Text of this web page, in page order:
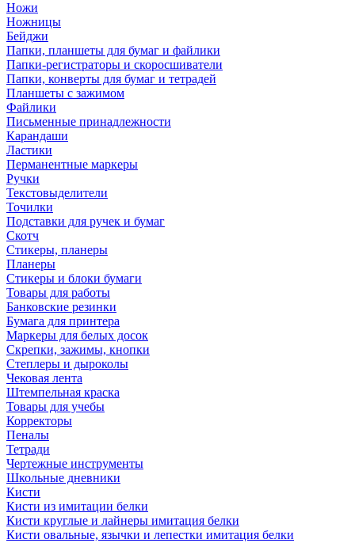
Ножи
Ножницы
Бейджи
Папки, планшеты для бумаг и файлики
Папки-регистраторы и скоросшиватели
Папки, конверты для бумаг и тетрадей
Планшеты с зажимом
Файлики
Письменные принадлежности
Карандаши
Ластики
Перманентные маркеры
Ручки
Текстовыделители
Точилки
Подставки для ручек и бумаг
Скотч
Стикеры, планеры
Планеры
Стикеры и блоки бумаги
Товары для работы
Банковские резинки
Бумага для принтера
Маркеры для белых досок
Скрепки, зажимы, кнопки
Степлеры и дыроколы
Чековая лента
Штемпельная краска
Товары для учебы
Корректоры
Пеналы
Тетради
Чертежные инструменты
Школьные дневники
Кисти
Кисти из имитации белки
Кисти круглые и лайнеры имитация белки
Кисти овальные, язычки и лепестки имитация белки